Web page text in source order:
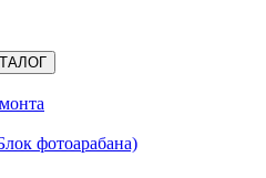
фотоарабана)